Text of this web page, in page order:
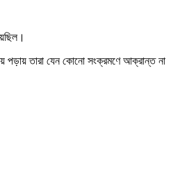
পড়ায় তারা যেন কোনো সংক্রমণে আক্রান্ত না